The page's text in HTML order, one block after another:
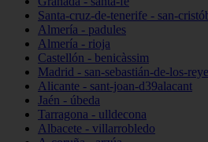
Santa-cruz-de-tenerife - san-
Almería - padules
Almería - rioja
Castellón - benicàssim
Madrid - san-sebastián-de-los-
Alicante - sant-joan-d39alacant
Jaén - úbeda
Tarragona - ulldecona
Albacete - villarrobledo